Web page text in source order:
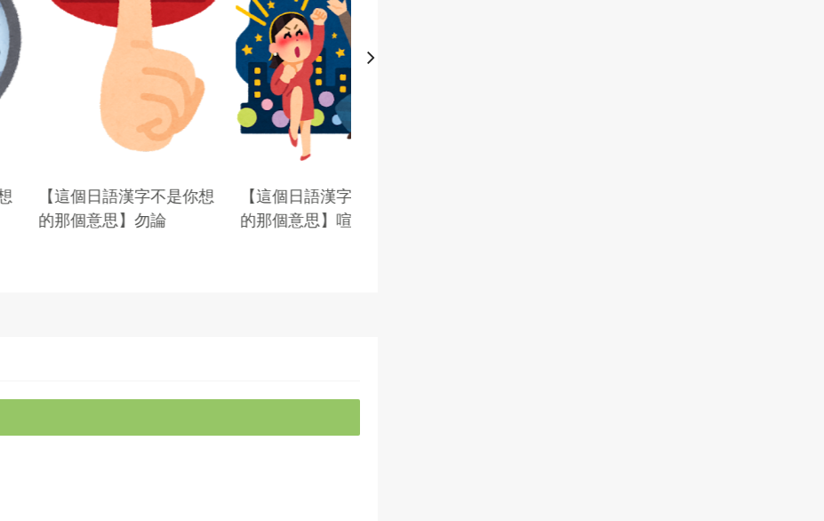
語漢字不是你想
思】勿論
【這個日語漢字不是你想
的那個意思】喧嘩